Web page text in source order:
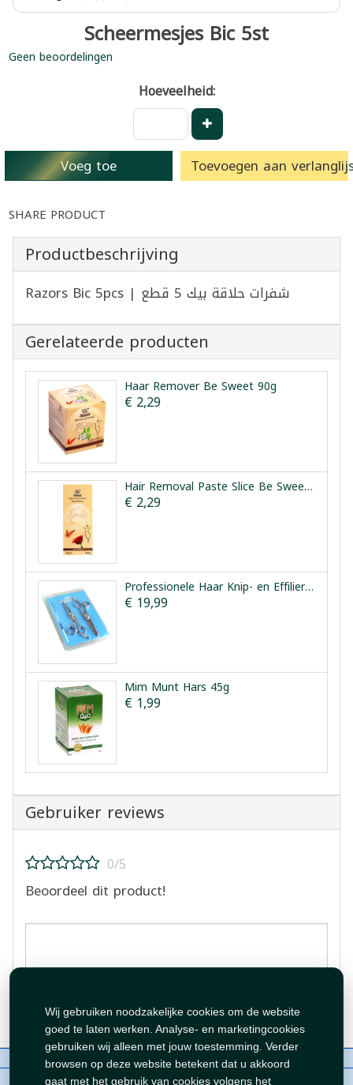
Wij gebruiken noodzakelijke cookies om de website
goed te laten werken. Analyse- en marketingcookies
gebruiken wij alleen met jouw toestemming. Verder
browsen op deze website betekent dat u akkoord
gaat met het gebruik van cookies volgens het
Scheermesjes Bic 5st
Geen beoordelingen
Hoeveelheid:
Voeg toe Toevoegen aan
SHARE PRODUCT
Productbeschrijving
Razors Bic 5pcs | شفرات حلاقة بيك 5 قطع
Gerelateerde producten
Haar Remover Be Sweet 90g
€ 2,29
Hair Removal Paste Slice Be Sweet 90g
€ 2,29
Professionele Haar Knip- en Effilierschaar Set Equinox 6.5"
€ 19,99
Mim Munt Hars 45g
€ 1,99
Gebruiker reviews
0/5
Beoordeel dit product!
Beoordeling plaatsen
Over ons Beleid
WhatsAppen
auteursrechten©Tawfeer 2018-2026